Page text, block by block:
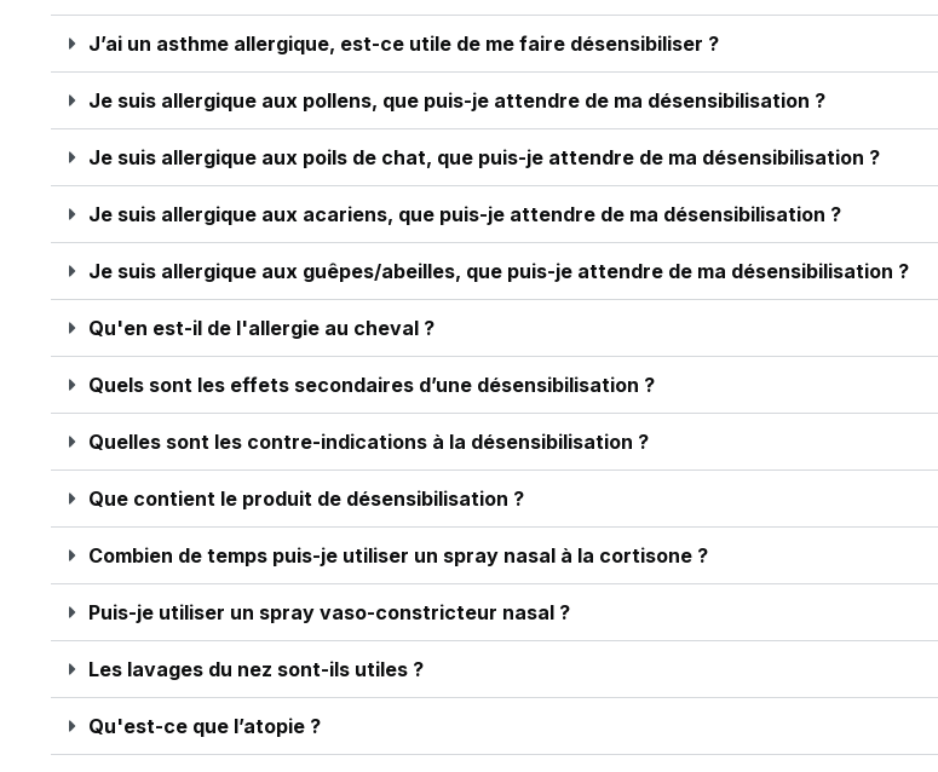
J’ai un asthme allergique, est-ce utile de me faire désensibiliser ?
Je suis allergique aux pollens, que puis-je attendre de ma désensibilisation ?
Je suis allergique aux poils de chat, que puis-je attendre de ma désensibilisation ?
Je suis allergique aux acariens, que puis-je attendre de ma désensibilisation ?
Je suis allergique aux guêpes/abeilles, que puis-je attendre de ma désensibilisation ?
Qu'en est-il de l'allergie au cheval ?
Quels sont les effets secondaires d’une désensibilisation ?
Quelles sont les contre-indications à la désensibilisation ?
Que contient le produit de désensibilisation ?
Combien de temps puis-je utiliser un spray nasal à la cortisone ?
Puis-je utiliser un spray vaso-constricteur nasal ?
Les lavages du nez sont-ils utiles ?
Qu'est-ce que l’atopie ?